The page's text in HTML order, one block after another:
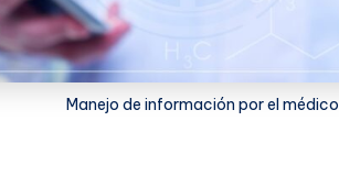
Manejo de información por el médico